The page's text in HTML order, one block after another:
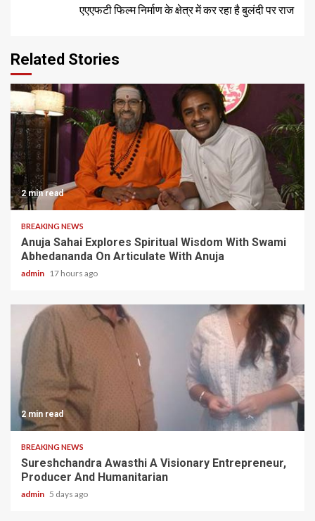
एएएफटी फिल्म निर्माण के क्षेत्र में कर रहा है बुलंदी पर राज
Related Stories
2 min read
BREAKING NEWS
Anuja Sahai Explores Spiritual Wisdom With Swami
Abhedananda On Articulate With Anuja
admin 17 hours ago
2 min read
BREAKING NEWS
Sureshchandra Awasthi A Visionary Entrepreneur,
Producer And Humanitarian
admin 5 days ago